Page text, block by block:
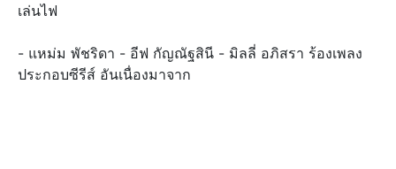
เล่นไฟ
- แหม่ม พัชริดา - อีฟ กัญณัฐสินี - มิลลี่ อภิสรา ร้องเพลง
ประกอบซีรีส์ อันเนื่องมาจาก